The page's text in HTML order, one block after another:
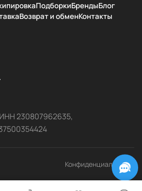
ПодборкиБрендыБлог
Возврат и обменКонтакты
230807962635,
Конфиденциальность